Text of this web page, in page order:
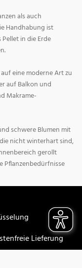
als auch
Handhabung ist
in die Erde
eine moderne Art zu
auf Balkon und
Makrame-
schwere Blumen mit
nicht winterhart sind,
gerollt
Pflanzenbedürfnisse
Lieferung